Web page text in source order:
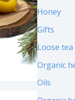
Honey
Gifts
Loose tea
Organic
Oils